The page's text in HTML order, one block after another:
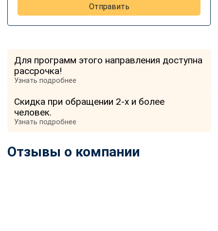
Отправить
Для программ этого направления доступна
рассрочка!
Узнать подробнее
Скидка при обращении 2-х и более
человек.
Узнать подробнее
Отзывы о компании